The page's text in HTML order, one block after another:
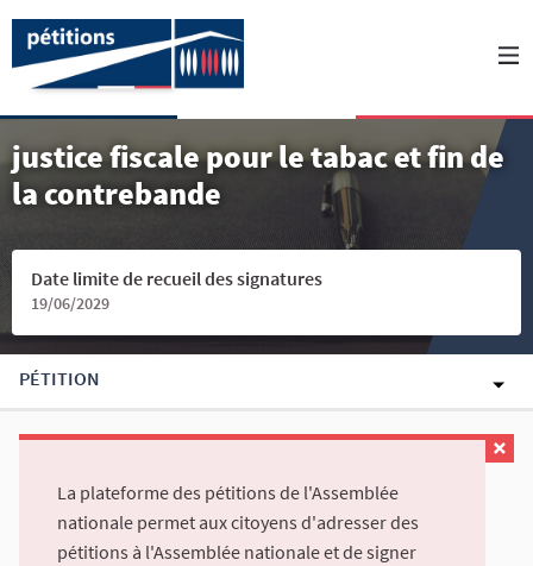
justice fiscale pour le tabac et fin de
la contrebande
Date limite de recueil des signatures
19/06/2029
PÉTITION
La plateforme des pétitions de l'Assemblée
nationale permet aux citoyens d'adresser des
pétitions à l'Assemblée nationale et de signer